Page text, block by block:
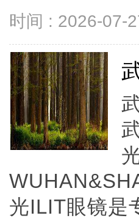
时间 : 2026-07-
光ILIT眼镜是